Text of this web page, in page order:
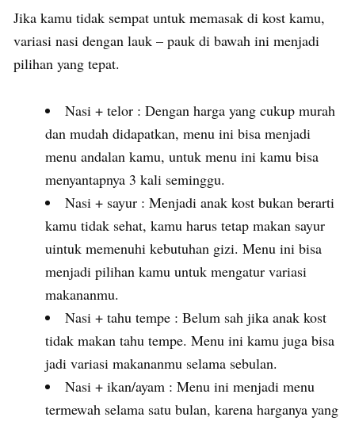
Jika kamu tidak sempat untuk memasak di kost kamu,
variasi nasi dengan lauk – pauk di bawah ini menjadi
pilihan yang tepat.
Nasi + telor : Dengan harga yang cukup murah
dan mudah didapatkan, menu ini bisa menjadi
menu andalan kamu, untuk menu ini kamu bisa
menyantapnya 3 kali seminggu.
Nasi + sayur : Menjadi anak kost bukan berarti
kamu tidak sehat, kamu harus tetap makan sayur
uintuk memenuhi kebutuhan gizi. Menu ini bisa
menjadi pilihan kamu untuk mengatur variasi
makananmu.
Nasi + tahu tempe : Belum sah jika anak kost
tidak makan tahu tempe. Menu ini kamu juga bisa
jadi variasi makananmu selama sebulan.
Nasi + ikan/ayam : Menu ini menjadi menu
termewah selama satu bulan, karena harganya yang